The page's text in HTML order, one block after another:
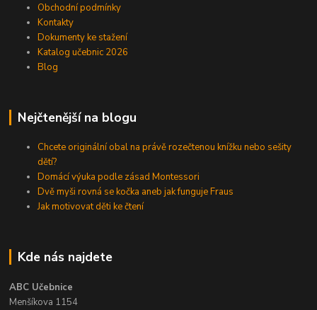
Obchodní podmínky
Kontakty
Dokumenty ke stažení
Katalog učebnic 2026
Blog
Nejčtenější na blogu
Chcete originální obal na právě rozečtenou knížku nebo sešity
dětí?
Domácí výuka podle zásad Montessori
Dvě myši rovná se kočka aneb jak funguje Fraus
Jak motivovat děti ke čtení
Kde nás najdete
ABC Učebnice
Menšíkova 1154